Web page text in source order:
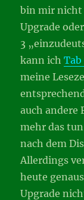
bin mir nicht
Upgrade
3
kann ich
meine
auch andere
mehr das
nach dem
Allerdings
heute
Upgrade